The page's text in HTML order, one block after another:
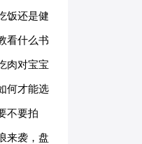
饭还是健
看什么书
肉对宝宝
何才能选
不要拍
来袭，盘